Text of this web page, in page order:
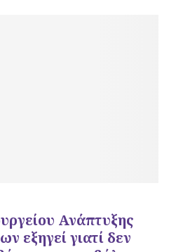
Ανάπτυξης
εξηγεί γιατί δεν